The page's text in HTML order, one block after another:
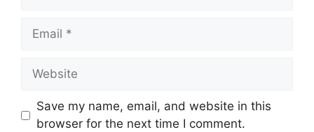
Email
Website
Save my name, email, and website in this
browser for the next time I comment.